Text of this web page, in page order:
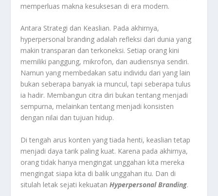
memperluas makna kesuksesan di era modern.
Antara Strategi dan Keaslian. Pada akhirnya,
hyperpersonal branding adalah refleksi dari dunia yang
makin transparan dan terkoneksi. Setiap orang kini
memiliki panggung, mikrofon, dan audiensnya sendiri.
Namun yang membedakan satu individu dari yang lain
bukan seberapa banyak ia muncul, tapi seberapa tulus
ia hadir. Membangun citra diri bukan tentang menjadi
sempurna, melainkan tentang menjadi konsisten
dengan nilai dan tujuan hidup.
Di tengah arus konten yang tiada henti, keaslian tetap
menjadi daya tarik paling kuat. Karena pada akhirnya,
orang tidak hanya mengingat unggahan kita mereka
mengingat siapa kita di balik unggahan itu. Dan di
situlah letak sejati kekuatanHyperpersonal Branding.